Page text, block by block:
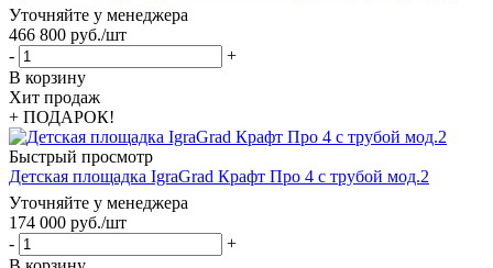
Уточняйте у менеджера
466 800 руб./шт
-
+
В корзину
Хит продаж
+ ПОДАРОК!
Быстрый просмотр
Детская площадка IgraGrad Крафт Про 4 с трубой мод.2
Уточняйте у менеджера
174 000 руб./шт
-
+